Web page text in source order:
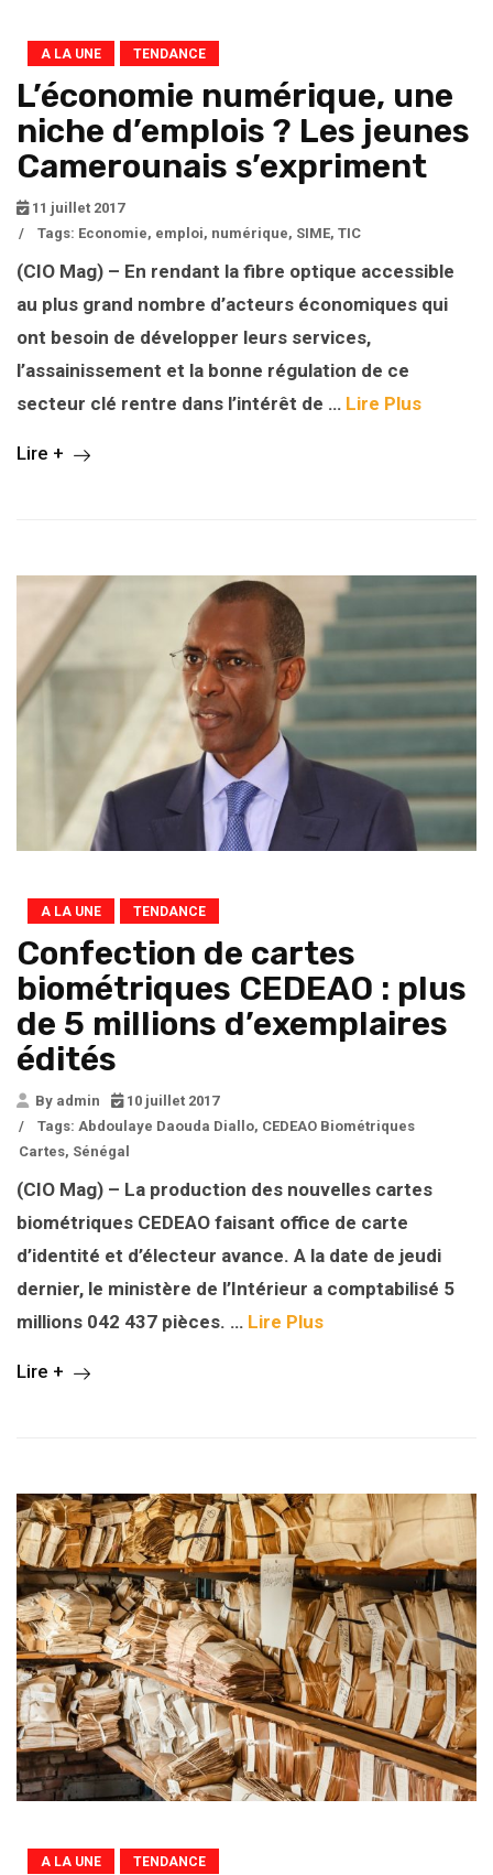
A LA UNE TENDANCE
L’économie numérique, une
niche d’emplois ? Les jeunes
Camerounais s’expriment
11 juillet 2017
/
Tags: Economie, emploi, numérique, SIME, TIC
(CIO Mag) – En rendant la fibre optique accessible
au plus grand nombre d’acteurs économiques qui
ont besoin de développer leurs services,
l’assainissement et la bonne régulation de ce
secteur clé rentre dans l’intérêt de … Lire Plus
Lire +
A LA UNE TENDANCE
Confection de cartes
biométriques CEDEAO : plus
de 5 millions d’exemplaires
édités
By admin
10 juillet 2017
/
Tags: Abdoulaye Daouda Diallo, CEDEAO Biométriques
Cartes, Sénégal
(CIO Mag) – La production des nouvelles cartes
biométriques CEDEAO faisant office de carte
d’identité et d’électeur avance. A la date de jeudi
dernier, le ministère de l’Intérieur a comptabilisé 5
millions 042 437 pièces. … Lire Plus
Lire +
A LA UNE TENDANCE